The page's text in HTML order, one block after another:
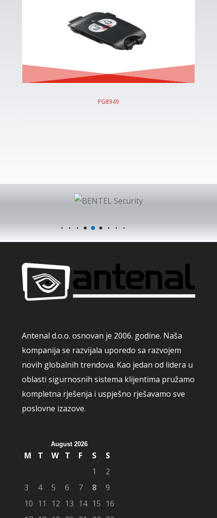
PG8949
Antenal d.o.o. osnovan je 2006. godine. Naša
kompanija se razvijala uporedo sa razvojem
novih globalnih trendova. Kao jedan od lidera u
oblasti sigurnosnih sistema klijentima pružamo
kompletna rješenja i uspješno rješavamo sve
poslovne izazove.
August 2026
M T W T F S
S
1
2
3
4 5 6 7 8
9
10 11 12 13 14 15 16